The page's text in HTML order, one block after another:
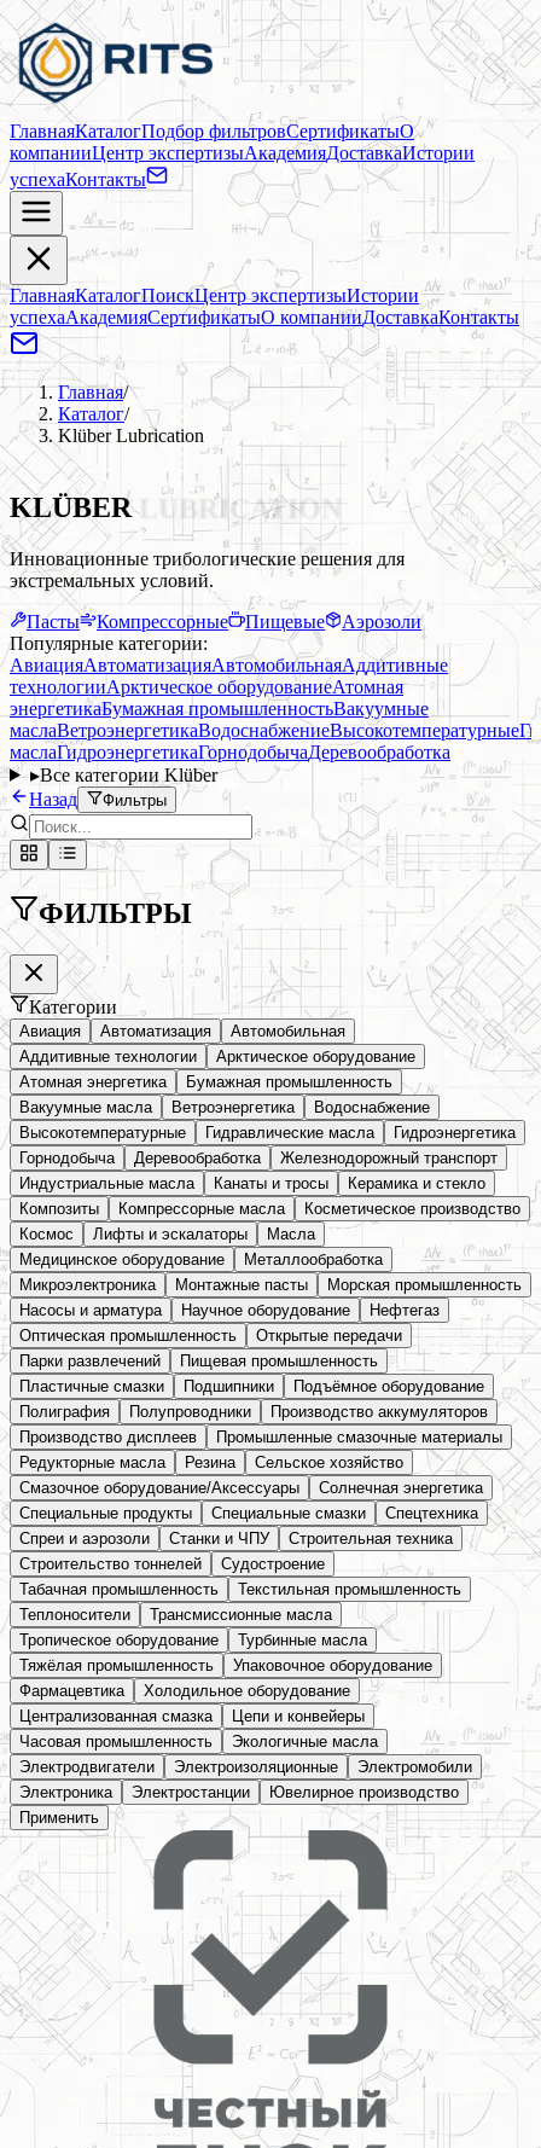
ГлавнаяКаталогПодбор фильтровСертификатыО
компанииЦентр экспертизыАкадемияДоставкаИстории
успехаКонтакты
ГлавнаяКаталогПоискЦентр экспертизыИстории
успехаАкадемияСертификатыО компанииДоставкаКонтакты
Главная/
Каталог/
Klüber Lubrication
KLÜBER LUBRICATION
Инновационные трибологические решения для
экстремальных условий.
Пасты
Компрессорные Пищевые
Аэрозоли
Популярные категории:
АвиацияАвтоматизацияАвтомобильнаяАддитивные
технологииАрктическое оборудованиеАтомная
энергетикаБумажная промышленностьВакуумные
маслаВетроэнергетикаВодоснабжениеВысокотемпературные
маслаГидроэнергетикаГорнодобычаДеревообработка
▸Все категории Klüber
Назад
Фильтры
ФИЛЬТРЫ
Категории
Авиация Автоматизация
Автомобильная
Аддитивные технологии
Арктическое оборудование
Атомная энергетика
Бумажная промышленность
Вакуумные масла
Ветроэнергетика
Водоснабжение
Высокотемпературные
Гидравлические масла
Гидроэнергетика
Горнодобыча
Деревообработка
Железнодорожный транспорт
Индустриальные масла
Канаты и тросы
Керамика и стекло
Композиты
Компрессорные масла
Косметическое производство
Космос
Лифты и эскалаторы
Масла
Медицинское оборудование
Металлообработка
Микроэлектроника
Монтажные пасты
Морская промышленность
Насосы и арматура
Научное оборудование
Нефтегаз
Оптическая промышленность
Открытые передачи
Парки развлечений
Пищевая промышленность
Пластичные смазки
Подшипники
Подъёмное оборудование
Полиграфия
Полупроводники
Производство аккумуляторов
Производство дисплеев
Промышленные смазочные материалы
Редукторные масла
Резина
Сельское хозяйство
Смазочное оборудование/Аксессуары
Солнечная энергетика
Специальные продукты
Специальные смазки
Спецтехника
Спреи и аэрозоли
Станки и ЧПУ
Строительная техника
Строительство тоннелей
Судостроение
Табачная промышленность
Текстильная промышленность
Теплоносители
Трансмиссионные масла
Тропическое оборудование
Турбинные масла
Тяжёлая промышленность
Упаковочное оборудование
Фармацевтика
Холодильное оборудование
Централизованная смазка
Цепи и конвейеры
Часовая промышленность
Экологичные масла
Электродвигатели
Электроизоляционные
Электромобили
Электроника
Электростанции
Ювелирное производство
Применить